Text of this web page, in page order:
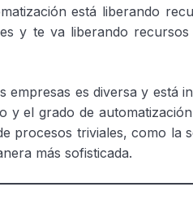
está liberando
y te va liberando
empresas es diversa y está
el grado de
procesos triviales, como la
más sofisticada.